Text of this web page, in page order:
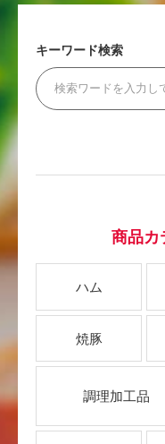
キーワード検索
商品カ
ハム
焼豚
調理加工品